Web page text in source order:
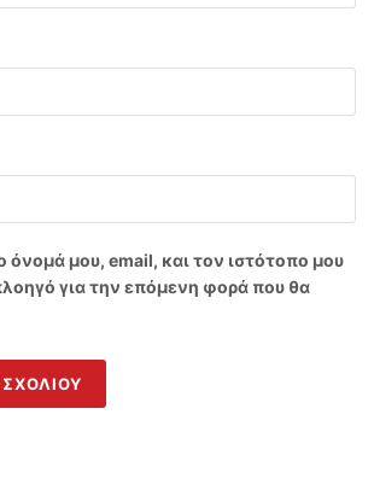
όνομά μου, email, και τον ιστότοπο μου
για την επόμενη φορά που θα